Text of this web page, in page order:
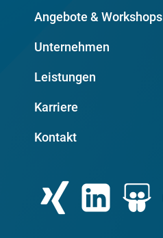
Angebote & Workshops
Unternehmen
Leistungen
Karriere
Kontakt